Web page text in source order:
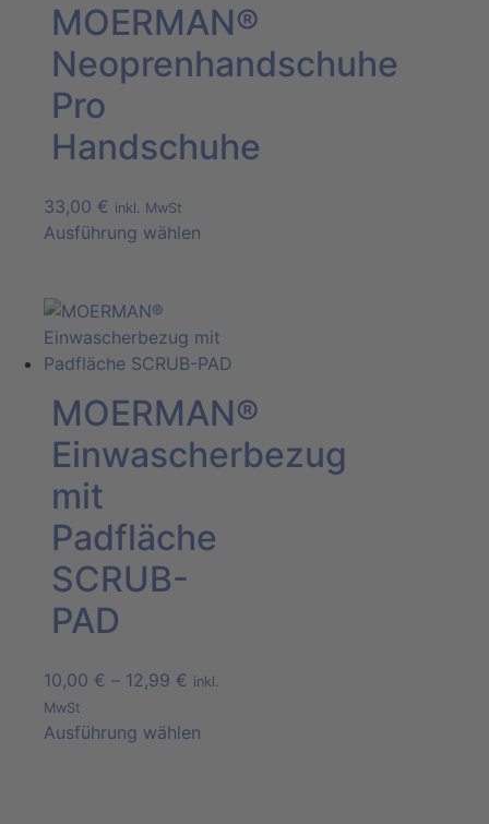
MOERMAN®
Neoprenhandschuhe
Pro
Handschuhe
33,00 € inkl. MwSt
Ausführung wählen
MOERMAN®
Einwascherbezug
mit
Padfläche
SCRUB-
PAD
10,00 € – 12,99 € inkl.
MwSt
Ausführung wählen